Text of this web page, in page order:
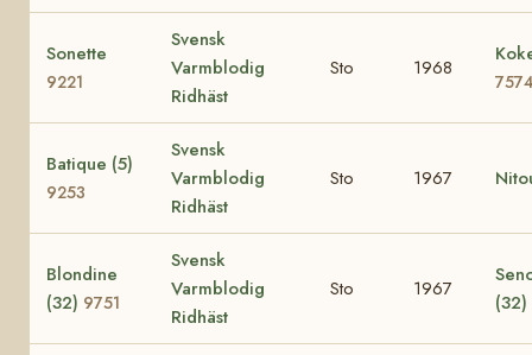
Sonette
9221
Svensk
Varmblodig
Ridhäst
Sto 1968
Batique (5)
9253
Svensk
Varmblodig
Ridhäst
Sto 1967
Blondine
(32) 9751
Svensk
Varmblodig
Ridhäst
Sto 1967
(32)